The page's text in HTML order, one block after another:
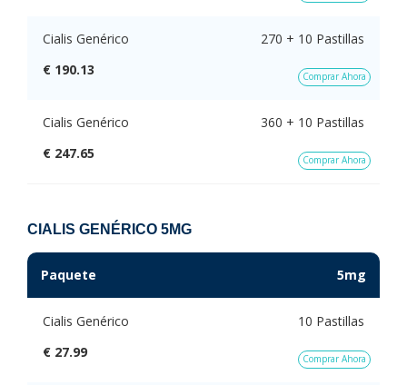
Cialis Genérico
270 + 10 Pastillas
€ 190.13
Comprar Ahora
Cialis Genérico
360 + 10 Pastillas
€ 247.65
Comprar Ahora
CIALIS GENÉRICO 5MG
Paquete 5mg
Cialis Genérico
10 Pastillas
€ 27.99
Comprar Ahora